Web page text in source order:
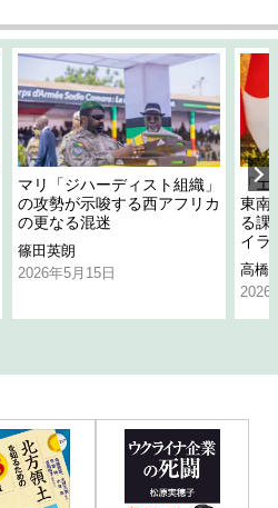
マリ「ジハーディスト組織」
の攻勢が示唆する西アフリカ
の更なる混迷
篠田英朗
2026年5月15日
「
東南
る課
イラ
高橋
2026